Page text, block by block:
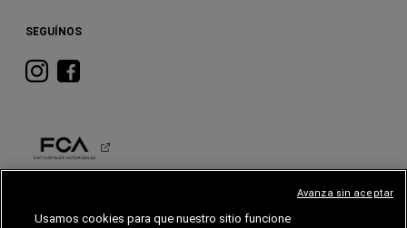
SEGUÍNOS
Visita
Instagram
Visita
Facebook
Usamos cookies para que nuestro sitio funcione
Avanza sin aceptar